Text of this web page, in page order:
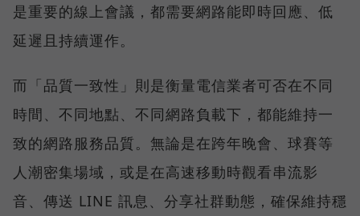
是重要的線上會議，都需要網路能即時回應、低
延遲且持續運作。
而「品質一致性」則是衡量電信業者可否在不同
時間、不同地點、不同網路負載下，都能維持一
致的網路服務品質。無論是在跨年晚會、球賽等
人潮密集場域，或是在高速移動時觀看串流影
音、傳送 LINE 訊息、分享社群動態，確保維持穩